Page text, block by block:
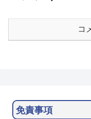
コ
免責事項